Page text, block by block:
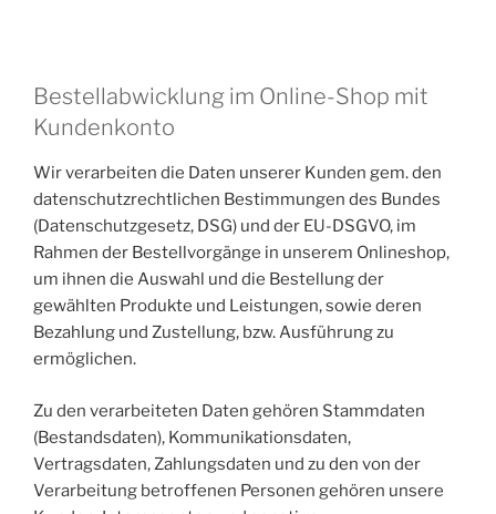
Bestellabwicklung im Online-Shop mit
Kundenkonto
Wir verarbeiten die Daten unserer Kunden gem. den
datenschutzrechtlichen Bestimmungen des Bundes
(Datenschutzgesetz, DSG) und der EU-DSGVO, im
Rahmen der Bestellvorgänge in unserem Onlineshop,
um ihnen die Auswahl und die Bestellung der
gewählten Produkte und Leistungen, sowie deren
Bezahlung und Zustellung, bzw. Ausführung zu
ermöglichen.
Zu den verarbeiteten Daten gehören Stammdaten
(Bestandsdaten), Kommunikationsdaten,
Vertragsdaten, Zahlungsdaten und zu den von der
Verarbeitung betroffenen Personen gehören unsere